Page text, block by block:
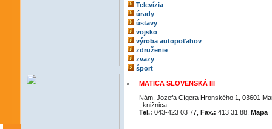
Televízia
úrady
ústavy
vojsko
výroba autopoťahov
združenie
zväzy
šport
MATICA SLOVENSKÁ III
Nám. Jozefa Cígera Hronského 1, 03601
, knižnica
Tel.: 043-423 03 77, Fax.: 413 31 88, Mapa